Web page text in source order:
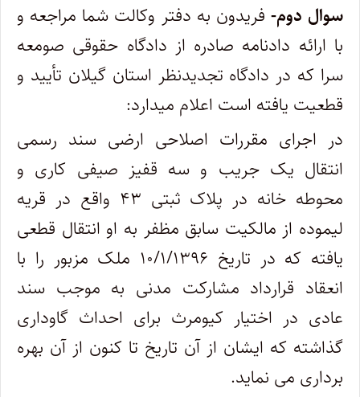
سوال دوم- فریدون به دفتر وکالت شما مراجعه و
با ارائه دادنامه صادره از دادگاه حقوقی صومعه
سرا که در دادگاه تجدیدنظر استان گیلان تأیید و
قطعیت یافته است اعلام میدارد:
در اجرای مقررات اصلاحی ارضی سند رسمی
انتقال یک جریب و سه قفیز صیفی کاری و
محوطه خانه در پلاک ثبتی ۴۳ واقع در قریه
لیموده از مالکیت سابق مظفر به او انتقال قطعی
یافته که در تاریخ ۱۰/۱/۱۳۹۶ ملک مزبور را با
انعقاد قرارداد مشارکت مدنی به موجب سند
عادی در اختیار کیومرث برای احداث گاوداری
گذاشته که ایشان از آن تاریخ تا کنون از آن بهره
برداری می نماید.